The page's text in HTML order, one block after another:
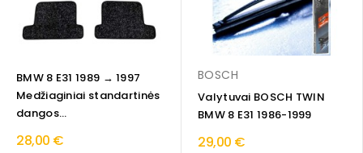
BMW 8 E31 1989 → 1997
Medžiaginiai standartinės
dangos...
28,00 €
BOSCH
Valytuvai BOSCH TWIN
BMW 8 E31 1986-1999
29,00 €